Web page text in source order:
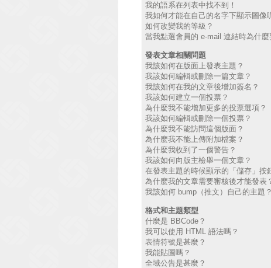
我的語系在列表中找不到！
我如何才能在自己的名字下顯示圖像
如何改變我的等級？
當我點選會員的 e-mail 連結時為什麼
發表文章相關問題
我該如何在版面上發表主題？
我該如何編輯或刪除一篇文章？
我該如何在我的文章後增加簽名？
我該如何建立一個投票？
為什麼我不能增加更多的投票選項？
我該如何編輯或刪除一個投票？
為什麼我不能訪問這個版面？
為什麼我不能上傳附加檔案？
為什麼我收到了一個警告？
我該如何向版主檢舉一個文章？
在發表主題的時候顯示的「儲存」按
為什麼我的文章需要審核後才能發表
我該如何 bump（推文）自己的主題？
格式和主題類型
什麼是 BBCode？
我可以使用 HTML 語法嗎？
表情符號是甚麼？
我能貼圖嗎？
全域公告是甚麼？